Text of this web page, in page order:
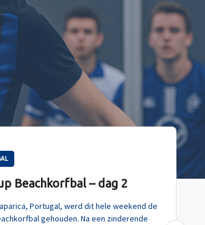
Beachkorfbal – dag 2
Portugal, werd dit hele weekend de
gehouden. Na een zinderende